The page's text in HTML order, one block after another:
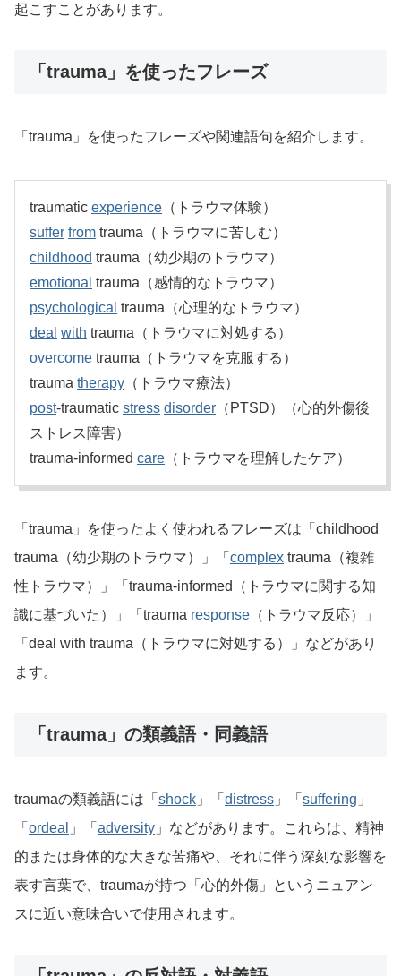
起こすことがあります。
「trauma」を使ったフレーズ
「trauma」を使ったフレーズや関連語句を紹介します。
traumatic experience （トラウマ体験）
suffer from trauma（トラウマに苦しむ）
childhood trauma（幼少期のトラウマ）
emotional trauma（感情的なトラウマ）
psychological trauma（心理的なトラウマ）
deal with trauma（トラウマに対処する）
overcome trauma（トラウマを克服する）
trauma therapy （トラウマ療法）
post-traumatic stress disorder （PTSD）（心的外傷後
ストレス障害）
trauma-informed care （トラウマを理解したケア）
「trauma」を使ったよく使われるフレーズは「childhood
trauma（幼少期のトラウマ）」「 complex trauma（複雑
性トラウマ）」「trauma-informed（トラウマに関する知
識に基づいた）」「trauma response （トラウマ反応）」
「deal with trauma（トラウマに対処する）」などがあり
ます。
「trauma」の類義語・同義語
traumaの類義語には「 shock 」「 distress 」「 suffering 」
「 ordeal 」「 adversity 」などがあります。これらは、精神
的または身体的な大きな苦痛や、それに伴う深刻な影響を
表す言葉で、traumaが持つ「心的外傷」というニュアン
スに近い意味合いで使用されます。